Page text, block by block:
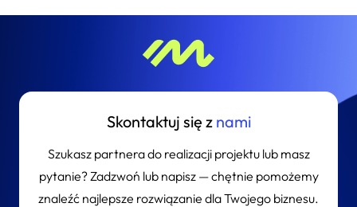
Skontaktuj się z nami
Szukasz partnera do realizacji projektu lub masz
pytanie? Zadzwoń lub napisz — chętnie pomożemy
znaleźć najlepsze rozwiązanie dla Twojego biznesu.